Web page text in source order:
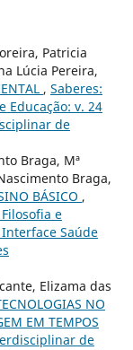
Patricia
Lúcia Pereira,
, Saberes:
Educação: v. 24
de
Braga, Mª
Braga,
BÁSICO ,
e
Interface Saúde
Elizama das
NO
EM TEMPOS
de